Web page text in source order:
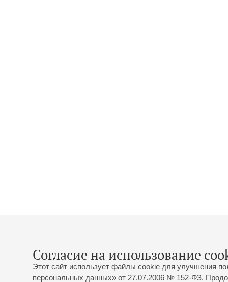
Согласие на использование
Этот сайт использует файлы cookie для улучшения
персональных данных» от 27.07.2006 № 152-ФЗ.